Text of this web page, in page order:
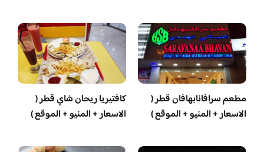
مطعم سرافانابهافان قطر (
الاسعار + المنيو + الموقع )
كافتيريا ريحان شاي قطر (
الاسعار + المنيو + الموقع )